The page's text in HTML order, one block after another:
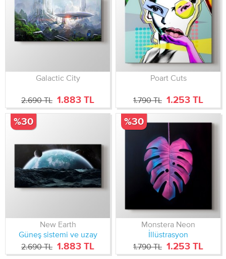
Galactic City
2.690 TL 1.883 TL
Poart Cuts
1.790 TL 1.253 TL
New Earth
Güneş sistemi ve uzay
2.690 TL 1.883 TL
%30
Monstera Neon
İllüstrasyon
1.790 TL 1.253 TL
%30